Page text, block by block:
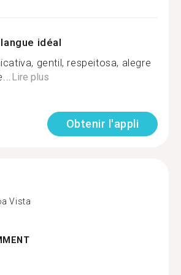
idéal
gentil, respeitosa, alegre
Lire plus
Obtenir l'appli
Vista